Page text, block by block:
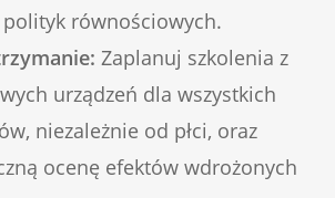
równościowych.
Zaplanuj szkolenia z
urządzeń dla wszystkich
niezależnie od płci, oraz
ocenę efektów wdrożonych